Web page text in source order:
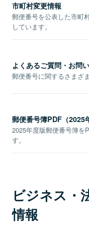
市町村変更情報
郵便番号を公表した市町
しています。
よくあるご質問・お問
郵便番号に関するさまざ
郵便番号簿PDF（2025
2025年度版郵便番号簿を
す。
ビジネス・
情報